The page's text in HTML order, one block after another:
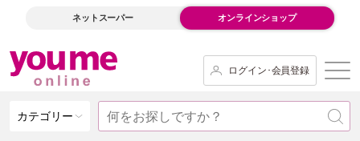
ネットスーパー オンラインショップ
ログイン･会員登録
カテゴリー